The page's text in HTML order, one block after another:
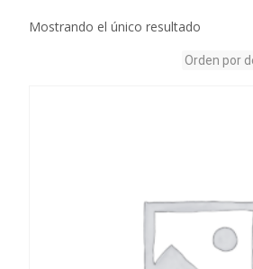
Mostrando el único resultado